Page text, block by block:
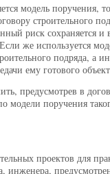
модель поручения,
строительного
риск сохраняется и
же используется
подряда, а
ему готового
предусмотрев в
модели поручения
проектов для
инженера,